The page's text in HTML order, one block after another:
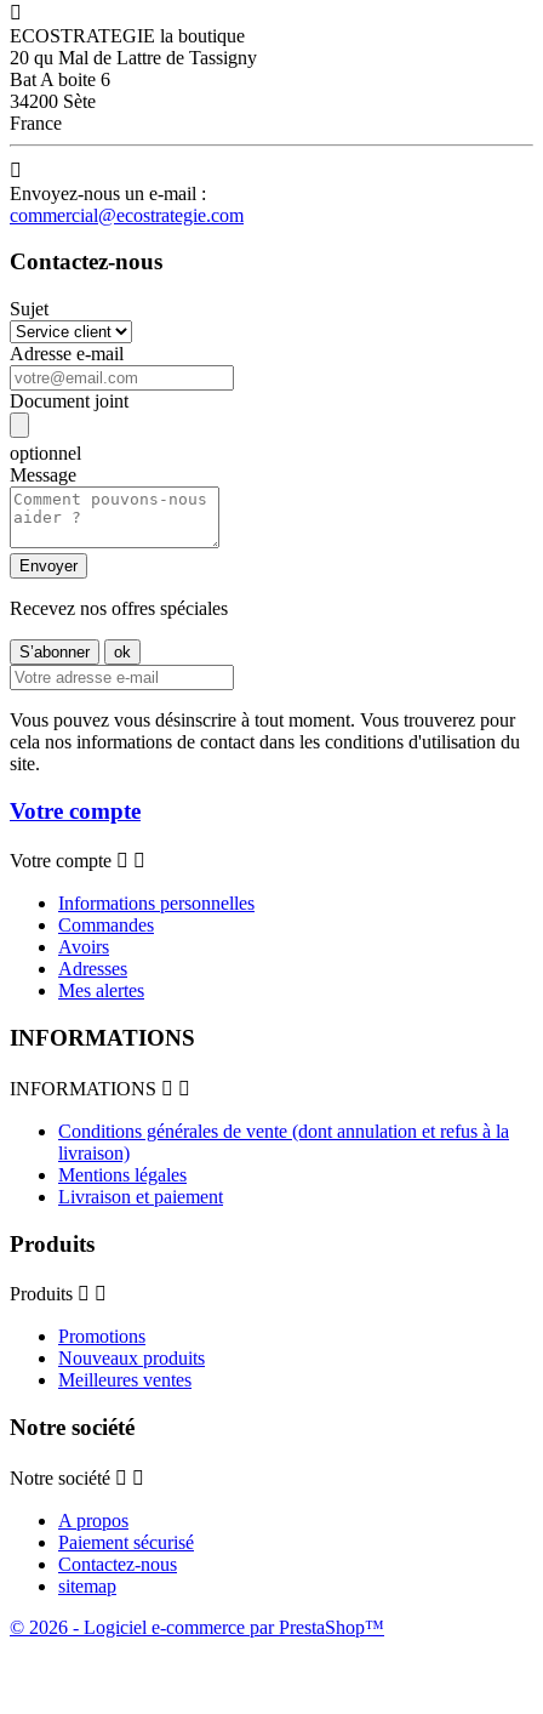

ECOSTRATEGIE la boutique
20 qu Mal de Lattre de Tassigny
Bat A boite 6
34200 Sète
France

Envoyez-nous un e-mail :
commercial@ecostrategie.com
Contactez-nous
Sujet
Adresse e-mail
Document joint
optionnel
Message
Recevez nos offres spéciales
Vous pouvez vous désinscrire à tout moment. Vous trouverez pour
cela nos informations de contact dans les conditions d'utilisation du
site.
Votre compte
Votre compte  
Informations personnelles
Commandes
Avoirs
Adresses
Mes alertes
INFORMATIONS
INFORMATIONS  
Conditions générales de vente (dont annulation et refus à la
livraison)
Mentions légales
Livraison et paiement
Produits
Produits  
Promotions
Nouveaux produits
Meilleures ventes
Notre société
Notre société  
A propos
Paiement sécurisé
Contactez-nous
sitemap
© 2026 - Logiciel e-commerce par PrestaShop™